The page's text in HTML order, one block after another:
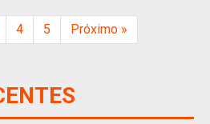
4 5 Próximo »